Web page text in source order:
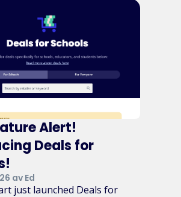
Alert!
Deals for
av Ed
just launched Deals for